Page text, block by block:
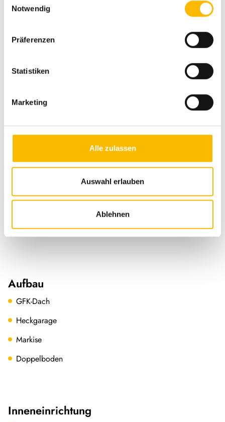
Notwendig
Präferenzen
Statistiken
Marketing
Alle zulassen
Auswahl erlauben
Ablehnen
Spurhalteassistent
Lederlenkrad
ABS
Abstandstempomat
Notbremsassistent
Aufbau
GFK-Dach
Heckgarage
Markise
Doppelboden
Inneneinrichtung